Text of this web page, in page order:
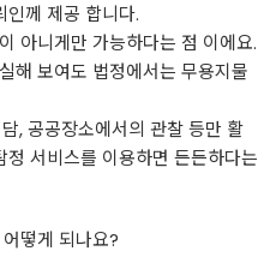
인께 제공 합니다.
아니게만 가능하다는 점 이에요.
해 보여도 법정에서는 무용지물
, 공공장소에서의 관찰 등만 활
서비스를 이용하면 든든하다는
떻게 되나요?